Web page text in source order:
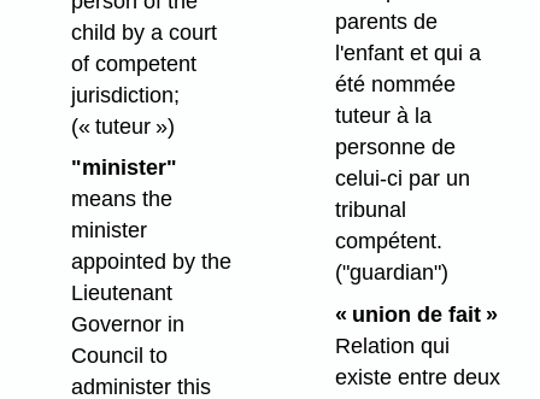
child by a court
of competent
jurisdiction;
(« tuteur »)
"minister"
means the
minister
appointed by the
Lieutenant
Governor in
Council to
administer this
parents de
l'enfant et qui a
été nommée
tuteur à la
personne de
celui-ci par un
tribunal
compétent.
("guardian")
« union de fait »
Relation qui
existe entre deux